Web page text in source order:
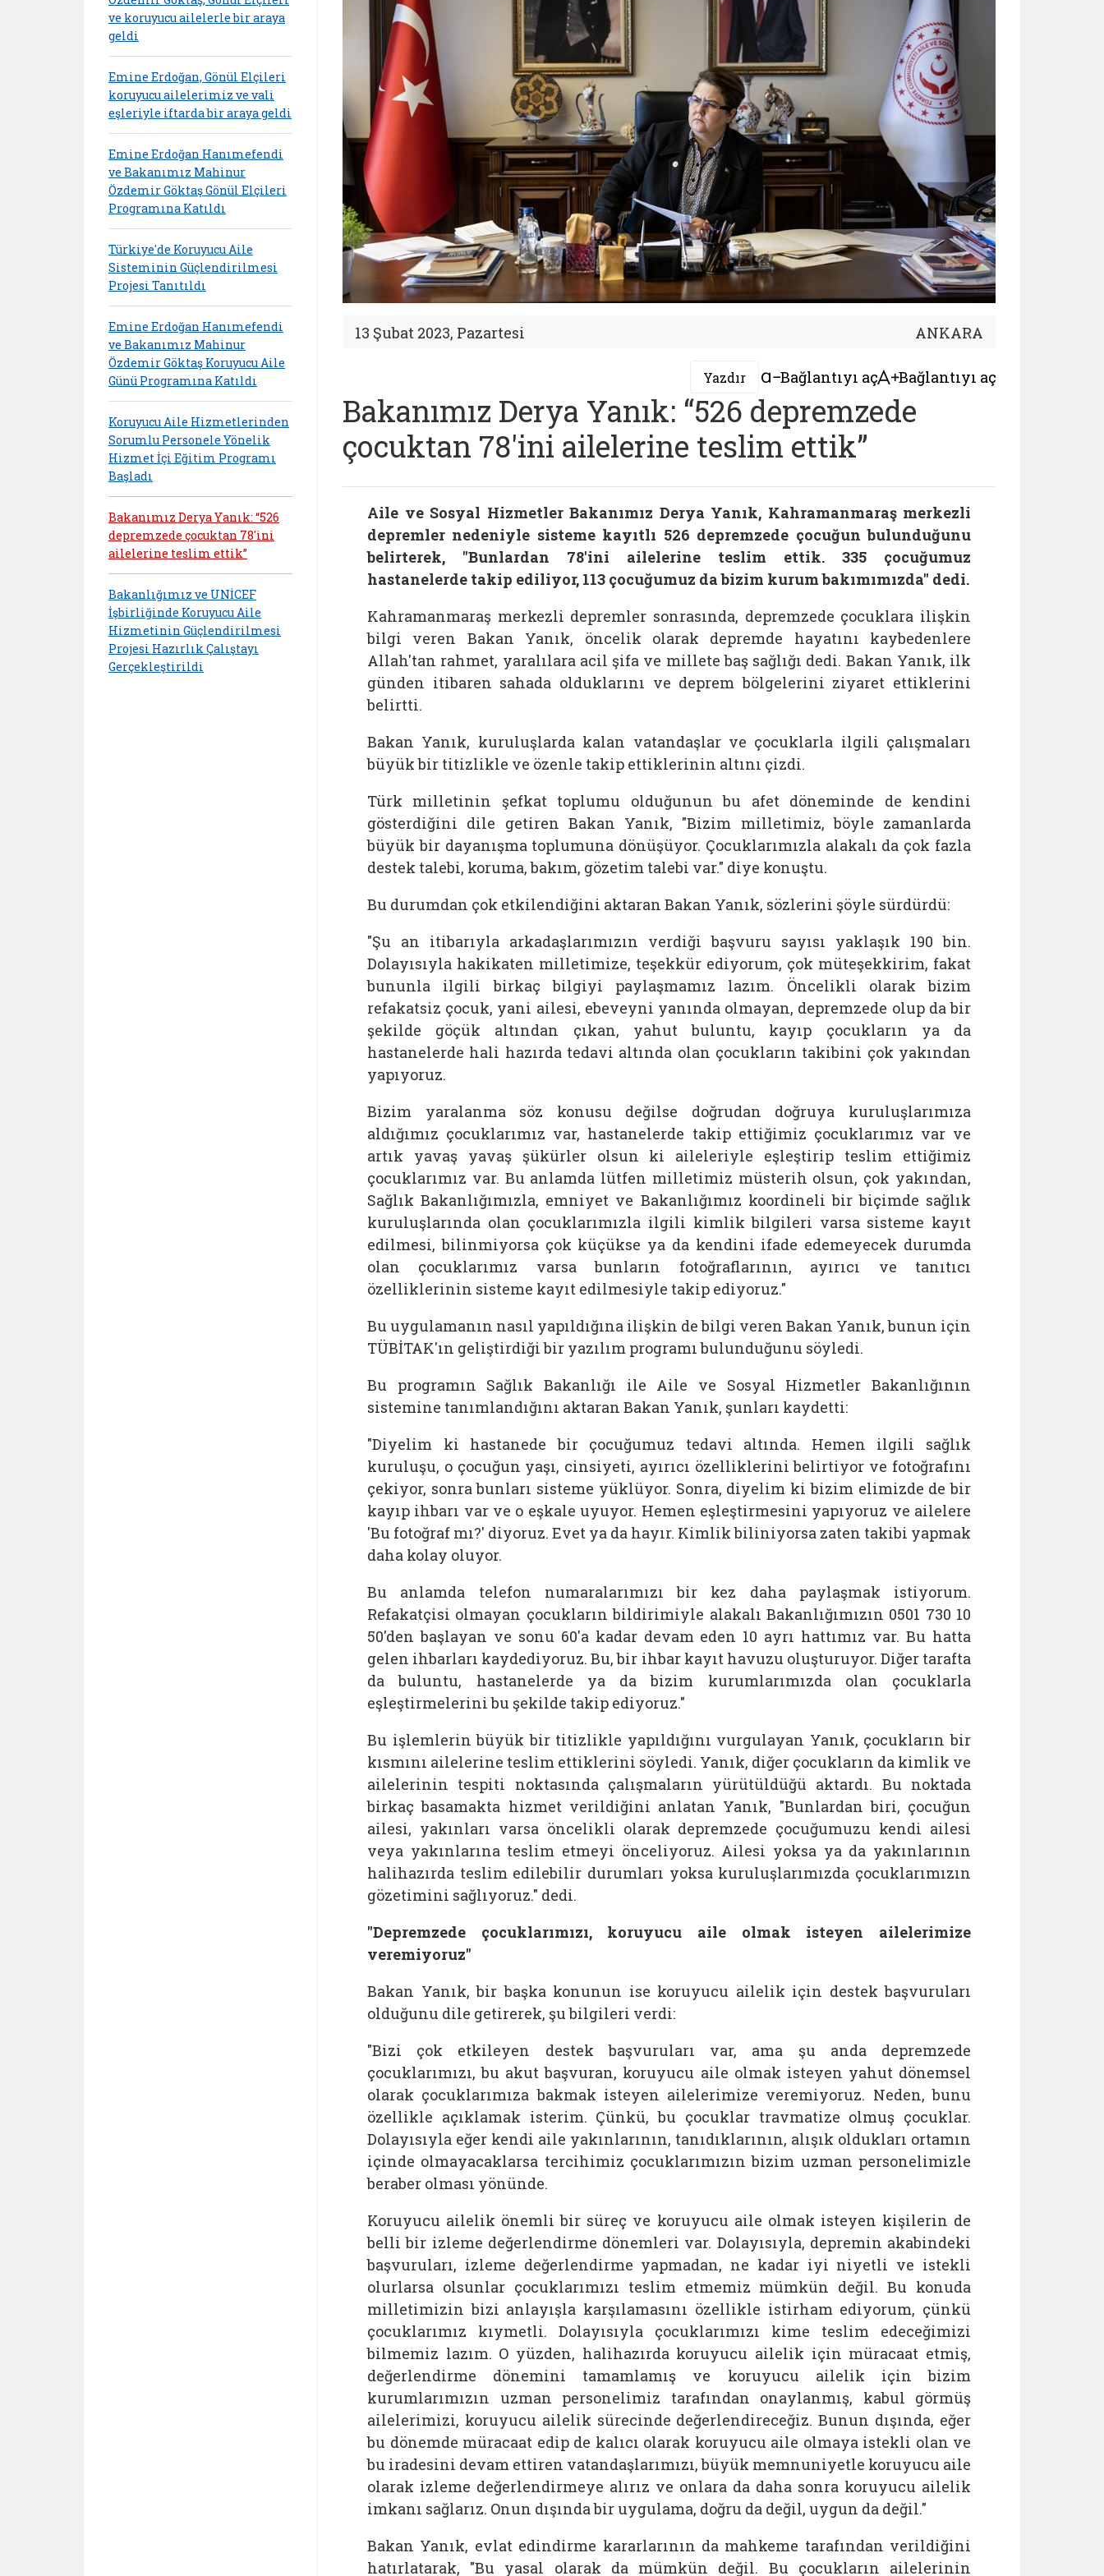
ve koruyucu ailelerle bir araya
geldi
Emine Erdoğan, Gönül Elçileri
koruyucu ailelerimiz ve vali
eşleriyle iftarda bir araya geldi
Emine Erdoğan Hanımefendi
ve Bakanımız Mahinur
Özdemir Göktaş Gönül Elçileri
Programına Katıldı
Türkiye'de Koruyucu Aile
Sisteminin Güçlendirilmesi
Projesi Tanıtıldı
Emine Erdoğan Hanımefendi
ve Bakanımız Mahinur
Özdemir Göktaş Koruyucu Aile
Günü Programına Katıldı
Koruyucu Aile Hizmetlerinden
Sorumlu Personele Yönelik
Hizmet İçi Eğitim Programı
Başladı
Bakanımız Derya Yanık: “526
depremzede çocuktan 78'ini
ailelerine teslim ettik”
Bakanlığımız ve UNİCEF
İşbirliğinde Koruyucu Aile
Hizmetinin Güçlendirilmesi
Projesi Hazırlık Çalıştayı
Gerçekleştirildi
13 Şubat 2023, Pazartesi ANKARA
Yazdır Bağlantıyı aç Bağlantıyı aç
Bakanımız Derya Yanık: “526 depremzede
çocuktan 78'ini ailelerine teslim ettik”
Aile ve Sosyal Hizmetler Bakanımız Derya Yanık, Kahramanmaraş merkezli
depremler nedeniyle sisteme kayıtlı 526 depremzede çocuğun bulunduğunu
belirterek, "Bunlardan 78'ini ailelerine teslim ettik. 335 çocuğumuz
hastanelerde takip ediliyor, 113 çocuğumuz da bizim kurum bakımımızda" dedi.
Kahramanmaraş merkezli depremler sonrasında, depremzede çocuklara ilişkin
bilgi veren Bakan Yanık, öncelik olarak depremde hayatını kaybedenlere
Allah'tan rahmet, yaralılara acil şifa ve millete baş sağlığı dedi. Bakan Yanık, ilk
günden itibaren sahada olduklarını ve deprem bölgelerini ziyaret ettiklerini
belirtti.
Bakan Yanık, kuruluşlarda kalan vatandaşlar ve çocuklarla ilgili çalışmaları
büyük bir titizlikle ve özenle takip ettiklerinin altını çizdi.
Türk milletinin şefkat toplumu olduğunun bu afet döneminde de kendini
gösterdiğini dile getiren Bakan Yanık, "Bizim milletimiz, böyle zamanlarda
büyük bir dayanışma toplumuna dönüşüyor. Çocuklarımızla alakalı da çok fazla
destek talebi, koruma, bakım, gözetim talebi var." diye konuştu.
Bu durumdan çok etkilendiğini aktaran Bakan Yanık, sözlerini şöyle sürdürdü:
"Şu an itibarıyla arkadaşlarımızın verdiği başvuru sayısı yaklaşık 190 bin.
Dolayısıyla hakikaten milletimize, teşekkür ediyorum, çok müteşekkirim, fakat
bununla ilgili birkaç bilgiyi paylaşmamız lazım. Öncelikli olarak bizim
refakatsiz çocuk, yani ailesi, ebeveyni yanında olmayan, depremzede olup da bir
şekilde göçük altından çıkan, yahut buluntu, kayıp çocukların ya da
hastanelerde hali hazırda tedavi altında olan çocukların takibini çok yakından
yapıyoruz.
Bizim yaralanma söz konusu değilse doğrudan doğruya kuruluşlarımıza
aldığımız çocuklarımız var, hastanelerde takip ettiğimiz çocuklarımız var ve
artık yavaş yavaş şükürler olsun ki aileleriyle eşleştirip teslim ettiğimiz
çocuklarımız var. Bu anlamda lütfen milletimiz müsterih olsun, çok yakından,
Sağlık Bakanlığımızla, emniyet ve Bakanlığımız koordineli bir biçimde sağlık
kuruluşlarında olan çocuklarımızla ilgili kimlik bilgileri varsa sisteme kayıt
edilmesi, bilinmiyorsa çok küçükse ya da kendini ifade edemeyecek durumda
olan çocuklarımız varsa bunların fotoğraflarının, ayırıcı ve tanıtıcı
özelliklerinin sisteme kayıt edilmesiyle takip ediyoruz."
Bu uygulamanın nasıl yapıldığına ilişkin de bilgi veren Bakan Yanık, bunun için
TÜBİTAK'ın geliştirdiği bir yazılım programı bulunduğunu söyledi.
Bu programın Sağlık Bakanlığı ile Aile ve Sosyal Hizmetler Bakanlığının
sistemine tanımlandığını aktaran Bakan Yanık, şunları kaydetti:
"Diyelim ki hastanede bir çocuğumuz tedavi altında. Hemen ilgili sağlık
kuruluşu, o çocuğun yaşı, cinsiyeti, ayırıcı özelliklerini belirtiyor ve fotoğrafını
çekiyor, sonra bunları sisteme yüklüyor. Sonra, diyelim ki bizim elimizde de bir
kayıp ihbarı var ve o eşkale uyuyor. Hemen eşleştirmesini yapıyoruz ve ailelere
'Bu fotoğraf mı?' diyoruz. Evet ya da hayır. Kimlik biliniyorsa zaten takibi yapmak
daha kolay oluyor.
Bu anlamda telefon numaralarımızı bir kez daha paylaşmak istiyorum.
Refakatçisi olmayan çocukların bildirimiyle alakalı Bakanlığımızın 0501 730 10
50'den başlayan ve sonu 60'a kadar devam eden 10 ayrı hattımız var. Bu hatta
gelen ihbarları kaydediyoruz. Bu, bir ihbar kayıt havuzu oluşturuyor. Diğer tarafta
da buluntu, hastanelerde ya da bizim kurumlarımızda olan çocuklarla
eşleştirmelerini bu şekilde takip ediyoruz."
Bu işlemlerin büyük bir titizlikle yapıldığını vurgulayan Yanık, çocukların bir
kısmını ailelerine teslim ettiklerini söyledi. Yanık, diğer çocukların da kimlik ve
ailelerinin tespiti noktasında çalışmaların yürütüldüğü aktardı. Bu noktada
birkaç basamakta hizmet verildiğini anlatan Yanık, "Bunlardan biri, çocuğun
ailesi, yakınları varsa öncelikli olarak depremzede çocuğumuzu kendi ailesi
veya yakınlarına teslim etmeyi önceliyoruz. Ailesi yoksa ya da yakınlarının
halihazırda teslim edilebilir durumları yoksa kuruluşlarımızda çocuklarımızın
gözetimini sağlıyoruz." dedi.
"Depremzede çocuklarımızı, koruyucu aile olmak isteyen ailelerimize
veremiyoruz"
Bakan Yanık, bir başka konunun ise koruyucu ailelik için destek başvuruları
olduğunu dile getirerek, şu bilgileri verdi:
"Bizi çok etkileyen destek başvuruları var, ama şu anda depremzede
çocuklarımızı, bu akut başvuran, koruyucu aile olmak isteyen yahut dönemsel
olarak çocuklarımıza bakmak isteyen ailelerimize veremiyoruz. Neden, bunu
özellikle açıklamak isterim. Çünkü, bu çocuklar travmatize olmuş çocuklar.
Dolayısıyla eğer kendi aile yakınlarının, tanıdıklarının, alışık oldukları ortamın
içinde olmayacaklarsa tercihimiz çocuklarımızın bizim uzman personelimizle
beraber olması yönünde.
Koruyucu ailelik önemli bir süreç ve koruyucu aile olmak isteyen kişilerin de
belli bir izleme değerlendirme dönemleri var. Dolayısıyla, depremin akabindeki
başvuruları, izleme değerlendirme yapmadan, ne kadar iyi niyetli ve istekli
olurlarsa olsunlar çocuklarımızı teslim etmemiz mümkün değil. Bu konuda
milletimizin bizi anlayışla karşılamasını özellikle istirham ediyorum, çünkü
çocuklarımız kıymetli. Dolayısıyla çocuklarımızı kime teslim edeceğimizi
bilmemiz lazım. O yüzden, halihazırda koruyucu ailelik için müracaat etmiş,
değerlendirme dönemini tamamlamış ve koruyucu ailelik için bizim
kurumlarımızın uzman personelimiz tarafından onaylanmış, kabul görmüş
ailelerimizi, koruyucu ailelik sürecinde değerlendireceğiz. Bunun dışında, eğer
bu dönemde müracaat edip de kalıcı olarak koruyucu aile olmaya istekli olan ve
bu iradesini devam ettiren vatandaşlarımızı, büyük memnuniyetle koruyucu aile
olarak izleme değerlendirmeye alırız ve onlara da daha sonra koruyucu ailelik
imkanı sağlarız. Onun dışında bir uygulama, doğru da değil, uygun da değil."
Bakan Yanık, evlat edindirme kararlarının da mahkeme tarafından verildiğini
hatırlatarak, "Bu yasal olarak da mümkün değil. Bu çocukların ailelerinin